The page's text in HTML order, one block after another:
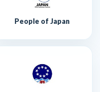
People of Japan